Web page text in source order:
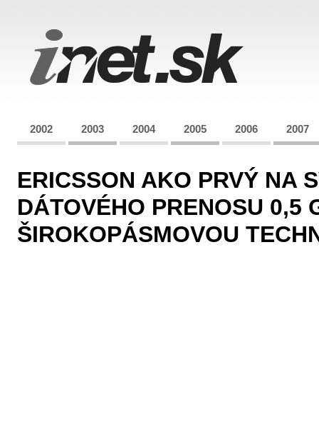
2002 2003 2004 2005 2006 2007
ERICSSON AKO PRVÝ NA
DÁTOVÉHO PRENOSU 0,5
ŠIROKOPÁSMOVOU